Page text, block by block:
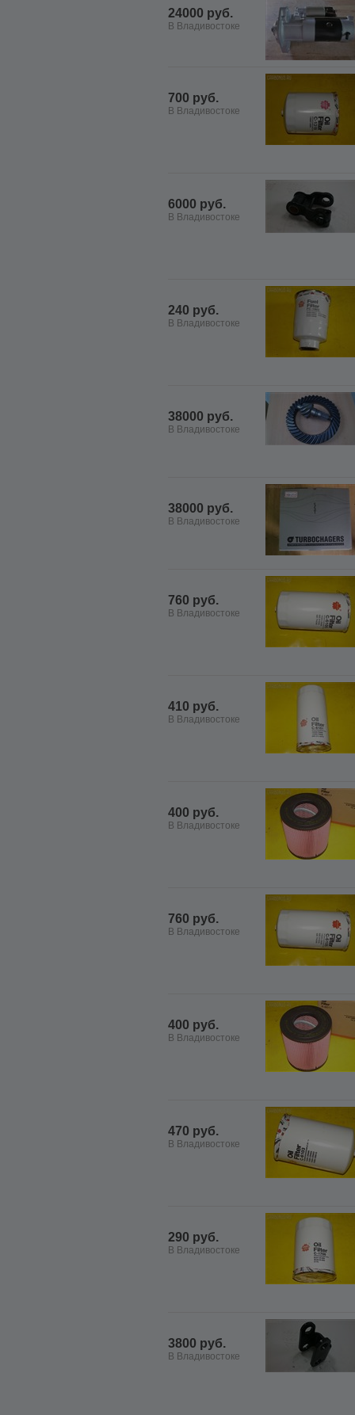
24000 руб.
В Владивостоке
700 руб.
В Владивостоке
6000 руб.
В Владивостоке
240 руб.
В Владивостоке
38000 руб.
В Владивостоке
38000 руб.
В Владивостоке
760 руб.
В Владивостоке
410 руб.
В Владивостоке
400 руб.
В Владивостоке
760 руб.
В Владивостоке
400 руб.
В Владивостоке
470 руб.
В Владивостоке
290 руб.
В Владивостоке
3800 руб.
В Владивостоке